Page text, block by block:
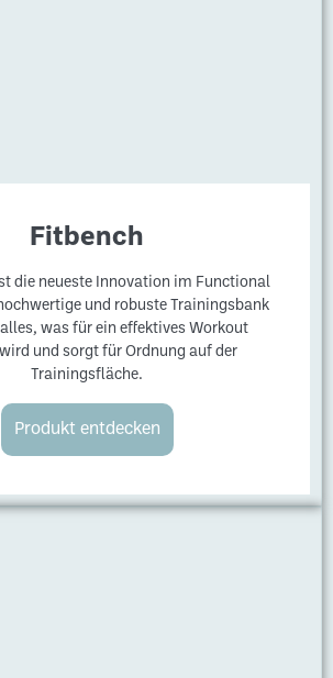
Fitbench
die neueste Innovation im Functional
und robuste Trainingsbank
was für ein effektives Workout
und sorgt für Ordnung auf der
Trainingsfläche.
Produkt entdecken